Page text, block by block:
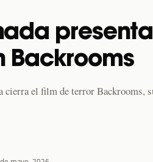
Backrooms
cierra el film de terror Backrooms,